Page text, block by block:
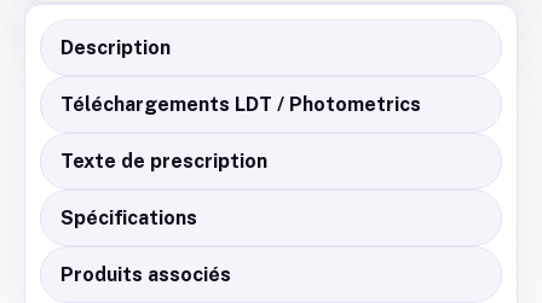
Description
Téléchargements LDT / Photometrics
Texte de prescription
Spécifications
Produits associés